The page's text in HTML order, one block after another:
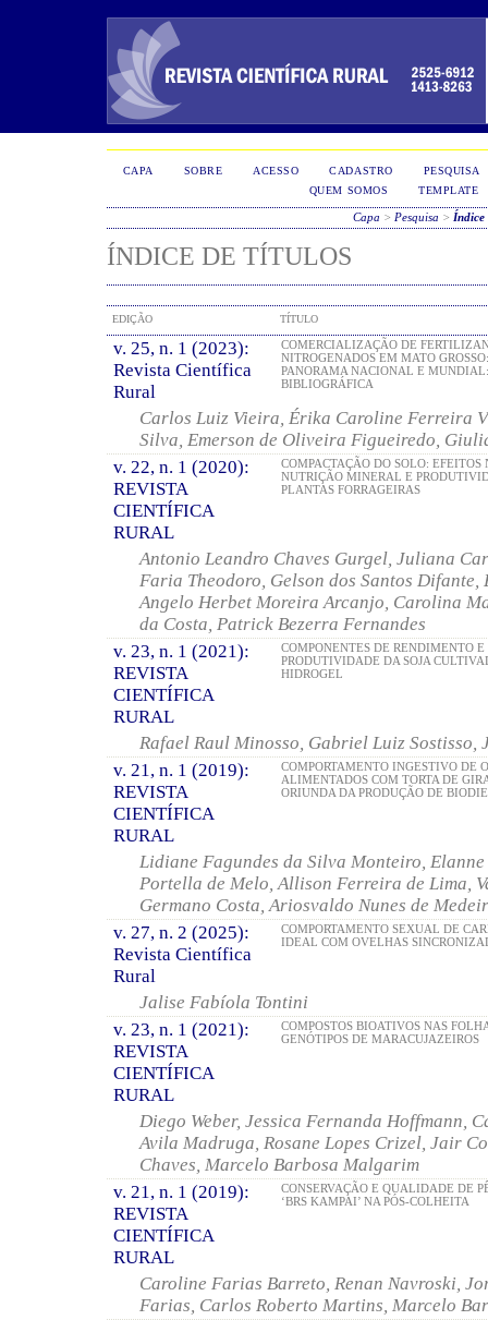
CAPA SOBRE ACESSO CADASTRO
PESQUISA
QUEM SOMOS
TEMPLATE
Capa > Pesquisa > Índice
ÍNDICE DE TÍTULOS
EDIÇÃO TÍTULO
v. 25, n. 1 (2023):
Revista Científica
Rural
COMERCIALIZAÇÃO DE
NITROGENADOS EM MATO
PANORAMA NACIONAL E
BIBLIOGRÁFICA
Carlos Luiz Vieira, Érika Caroline Ferreira
Silva, Emerson de Oliveira Figueiredo,
v. 22, n. 1 (2020):
REVISTA
CIENTÍFICA
RURAL
COMPACTAÇÃO DO SOLO: EFEITOS
NUTRIÇÃO MINERAL E
PLANTAS FORRAGEIRAS
Antonio Leandro Chaves Gurgel, Juliana
Faria Theodoro, Gelson dos Santos Difante,
Angelo Herbet Moreira Arcanjo, Carolina
da Costa, Patrick Bezerra Fernandes
v. 23, n. 1 (2021):
REVISTA
CIENTÍFICA
RURAL
COMPONENTES DE RENDIMENTO E
PRODUTIVIDADE DA SOJA
HIDROGEL
Rafael Raul Minosso, Gabriel Luiz Sostisso,
v. 21, n. 1 (2019):
REVISTA
CIENTÍFICA
RURAL
COMPORTAMENTO INGESTIVO DE
ALIMENTADOS COM TORTA DE
ORIUNDA DA PRODUÇÃO DE
Lidiane Fagundes da Silva Monteiro,
Portella de Melo, Allison Ferreira de Lima,
Germano Costa, Ariosvaldo Nunes de
v. 27, n. 2 (2025):
Revista Científica
Rural
COMPORTAMENTO SEXUAL DE
IDEAL COM OVELHAS
Jalise Fabíola Tontini
v. 23, n. 1 (2021):
REVISTA
CIENTÍFICA
RURAL
COMPOSTOS BIOATIVOS NAS
GENÓTIPOS DE MARACUJAZEIROS
Diego Weber, Jessica Fernanda Hoffmann,
Avila Madruga, Rosane Lopes Crizel, Jair
Chaves, Marcelo Barbosa Malgarim
v. 21, n. 1 (2019):
REVISTA
CIENTÍFICA
RURAL
CONSERVAÇÃO E QUALIDADE DE
‘BRS KAMPAI’ NA PÓS-COLHEITA
Caroline Farias Barreto, Renan Navroski,
Farias, Carlos Roberto Martins, Marcelo